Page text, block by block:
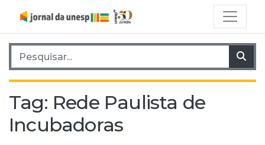
Pesquisar por:
Tag: Rede Paulista de
Incubadoras